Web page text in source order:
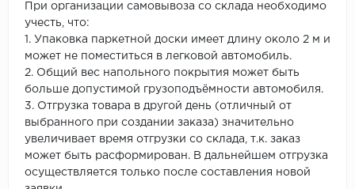
При организации самовывоза со склада необходимо
учесть, что:
1. Упаковка паркетной доски имеет длину около 2 м и
может не поместиться в легковой автомобиль.
2. Общий вес напольного покрытия может быть
больше допустимой грузоподъёмности автомобиля.
3. Отгрузка товара в другой день (отличный от
выбранного при создании заказа) значительно
увеличивает время отгрузки со склада, т.к. заказ
может быть расформирован. В дальнейшем отгрузка
осуществляется только после составления новой